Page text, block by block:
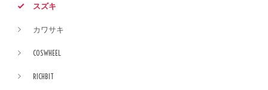
スズキ
カワサキ
COSWHEEL
RICHBIT